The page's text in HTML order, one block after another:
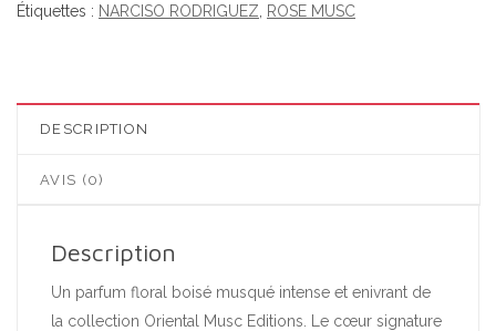
Étiquettes : NARCISO RODRIGUEZ ROSE MUSC
DESCRIPTION
AVIS (0)
Description
Un parfum floral boisé musqué intense et enivrant de
la collection Oriental Musc Editions. Le cœur signature